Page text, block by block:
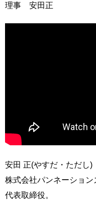
理事 安田正
安田 正(やすだ・ただし)
株式会社パンネーショ
代表取締役。